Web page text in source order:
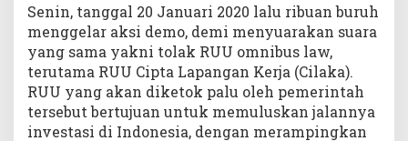
Senin, tanggal 20 Januari 2020 lalu ribuan buruh
menggelar aksi demo, demi menyuarakan suara
yang sama yakni tolak RUU omnibus law,
terutama RUU Cipta Lapangan Kerja (Cilaka).
RUU yang akan diketok palu oleh pemerintah
tersebut bertujuan untuk memuluskan jalannya
investasi di Indonesia, dengan merampingkan